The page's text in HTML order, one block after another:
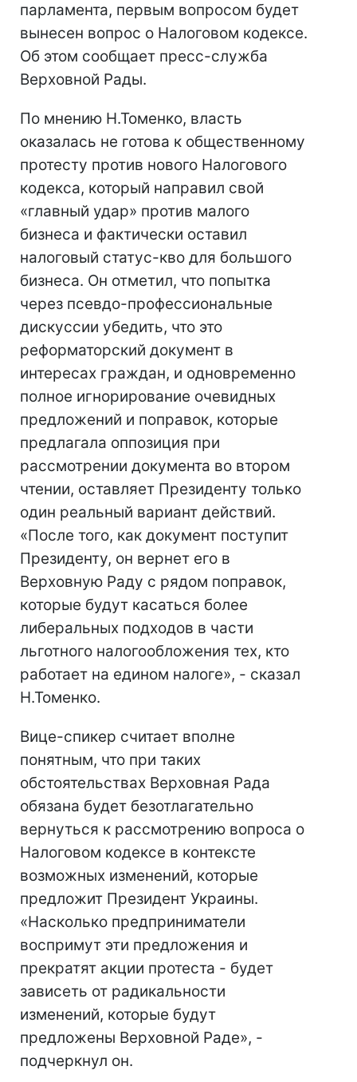
парламента, первым вопросом будет
вынесен вопрос о Налоговом кодексе.
Об этом сообщает пресс-служба
Верховной Рады.
По мнению Н.Томенко, власть
оказалась не готова к общественному
протесту против нового Налогового
кодекса, который направил свой
«главный удар» против малого
бизнеса и фактически оставил
налоговый статус-кво для большого
бизнеса. Он отметил, что попытка
через псевдо-профессиональные
дискуссии убедить, что это
реформаторский документ в
интересах граждан, и одновременно
полное игнорирование очевидных
предложений и поправок, которые
предлагала оппозиция при
рассмотрении документа во втором
чтении, оставляет Президенту только
один реальный вариант действий.
«После того, как документ поступит
Президенту, он вернет его в
Верховную Раду с рядом поправок,
которые будут касаться более
либеральных подходов в части
льготного налогообложения тех, кто
работает на едином налоге», - сказал
Н.Томенко.
Вице-спикер считает вполне
понятным, что при таких
обстоятельствах Верховная Рада
обязана будет безотлагательно
вернуться к рассмотрению вопроса о
Налоговом кодексе в контексте
возможных изменений, которые
предложит Президент Украины.
«Насколько предприниматели
воспримут эти предложения и
прекратят акции протеста - будет
зависеть от радикальности
изменений, которые будут
предложены Верховной Раде», -
подчеркнул он.